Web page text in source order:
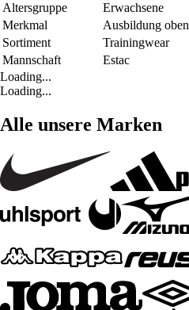
Altersgruppe
Erwachsene
Merkmal
Ausbildung oben
Sortiment
Trainingwear
Mannschaft
Estac
Loading...
Loading...
Alle unsere Marken